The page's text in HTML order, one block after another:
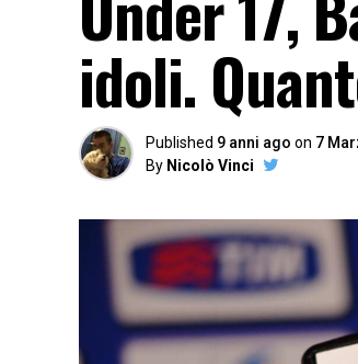
idoli.
Published 9 anni ago on 7
By Nicolò Vinci